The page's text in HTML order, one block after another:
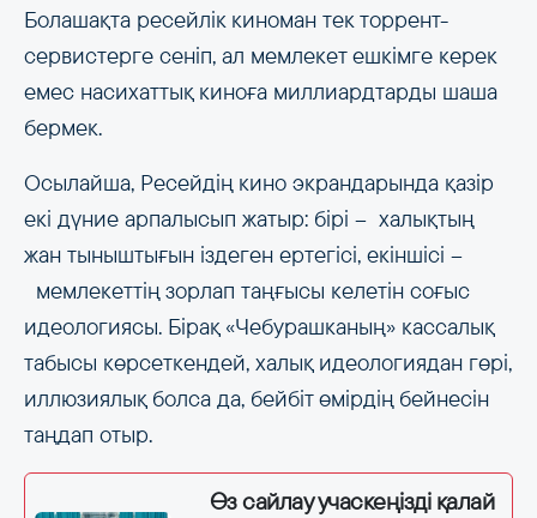
Болашақта ресейлік киноман тек торрент-
сервистерге сеніп, ал мемлекет ешкімге керек
емес насихаттық киноға миллиардтарды шаша
бермек.
Осылайша, Ресейдің кино экрандарында қазір
екі дүние арпалысып жатыр: бірі –​​​​​​​ халықтың
жан тыныштығын іздеген ертегісі, екіншісі –​​​​​​​
мемлекеттің зорлап таңғысы келетін соғыс
идеологиясы. Бірақ «Чебурашканың» кассалық
табысы көрсеткендей, халық идеологиядан гөрі,
иллюзиялық болса да, бейбіт өмірдің бейнесін
таңдап отыр.
Өз сайлау учаскеңізді қалай